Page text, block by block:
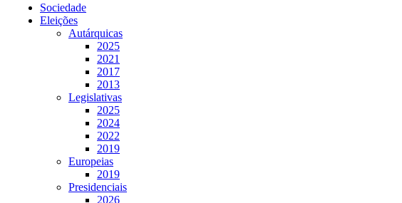
Sociedade
Eleições
Autárquicas
2025
2021
2017
2013
Legislativas
2025
2024
2022
2019
Europeias
2019
Presidenciais
2026